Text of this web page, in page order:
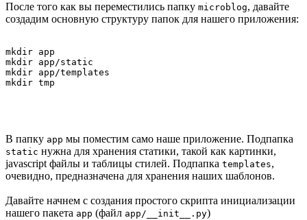
После того как вы переместились папку microblog, давайте
создадим основную структуру папок для нашего приложения:
mkdir app
mkdir app/static
mkdir app/templates
В папку app мы поместим само наше приложение. Подпапка
static нужна для хранения статики, такой как картинки,
javascript файлы и таблицы стилей. Подпапка templates,
очевидно, предназначена для хранения наших шаблонов.
Давайте начнем с создания простого скрипта инициализации
нашего пакета app (файл app/__init__.py)